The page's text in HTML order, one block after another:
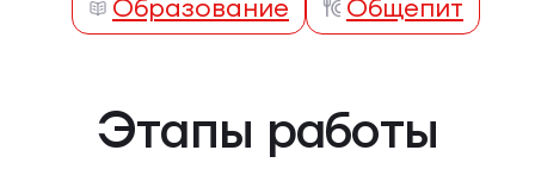
Образование Общепит
Этапы работы